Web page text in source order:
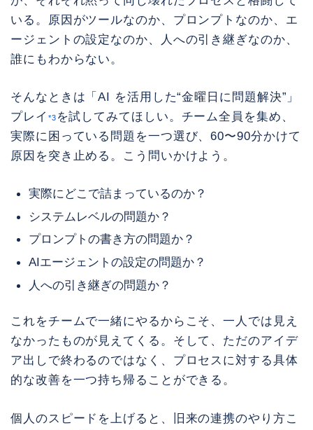
いる。原因がツールなのか、プロンプトなのか、エ
ージェントの設定なのか、人への引き継ぎなのか、
誰にもわからない。
そんなときは「AI を活用した“金曜日に問題解決”」
プレイ *3 を試してみてほしい。チーム全員を集め、
実際に困っている問題を一つ選び、60〜90分かけて
原因を突き止める。こう問いかけよう。
実際にどこで詰まっているのか？
システムレベルの問題か？
プロンプトの書き方の問題か？
AIエージェントの設定の問題か？
人への引き継ぎの問題か？
これをチームで一緒にやるからこそ、一人では見え
なかったものが見えてくる。そして、ただのアイデ
ア出しで終わるのではなく、プロセスに対する具体
的な改善を一つ持ち帰ることができる。
個人のスピードを上げると、旧来の連携のやり方こ